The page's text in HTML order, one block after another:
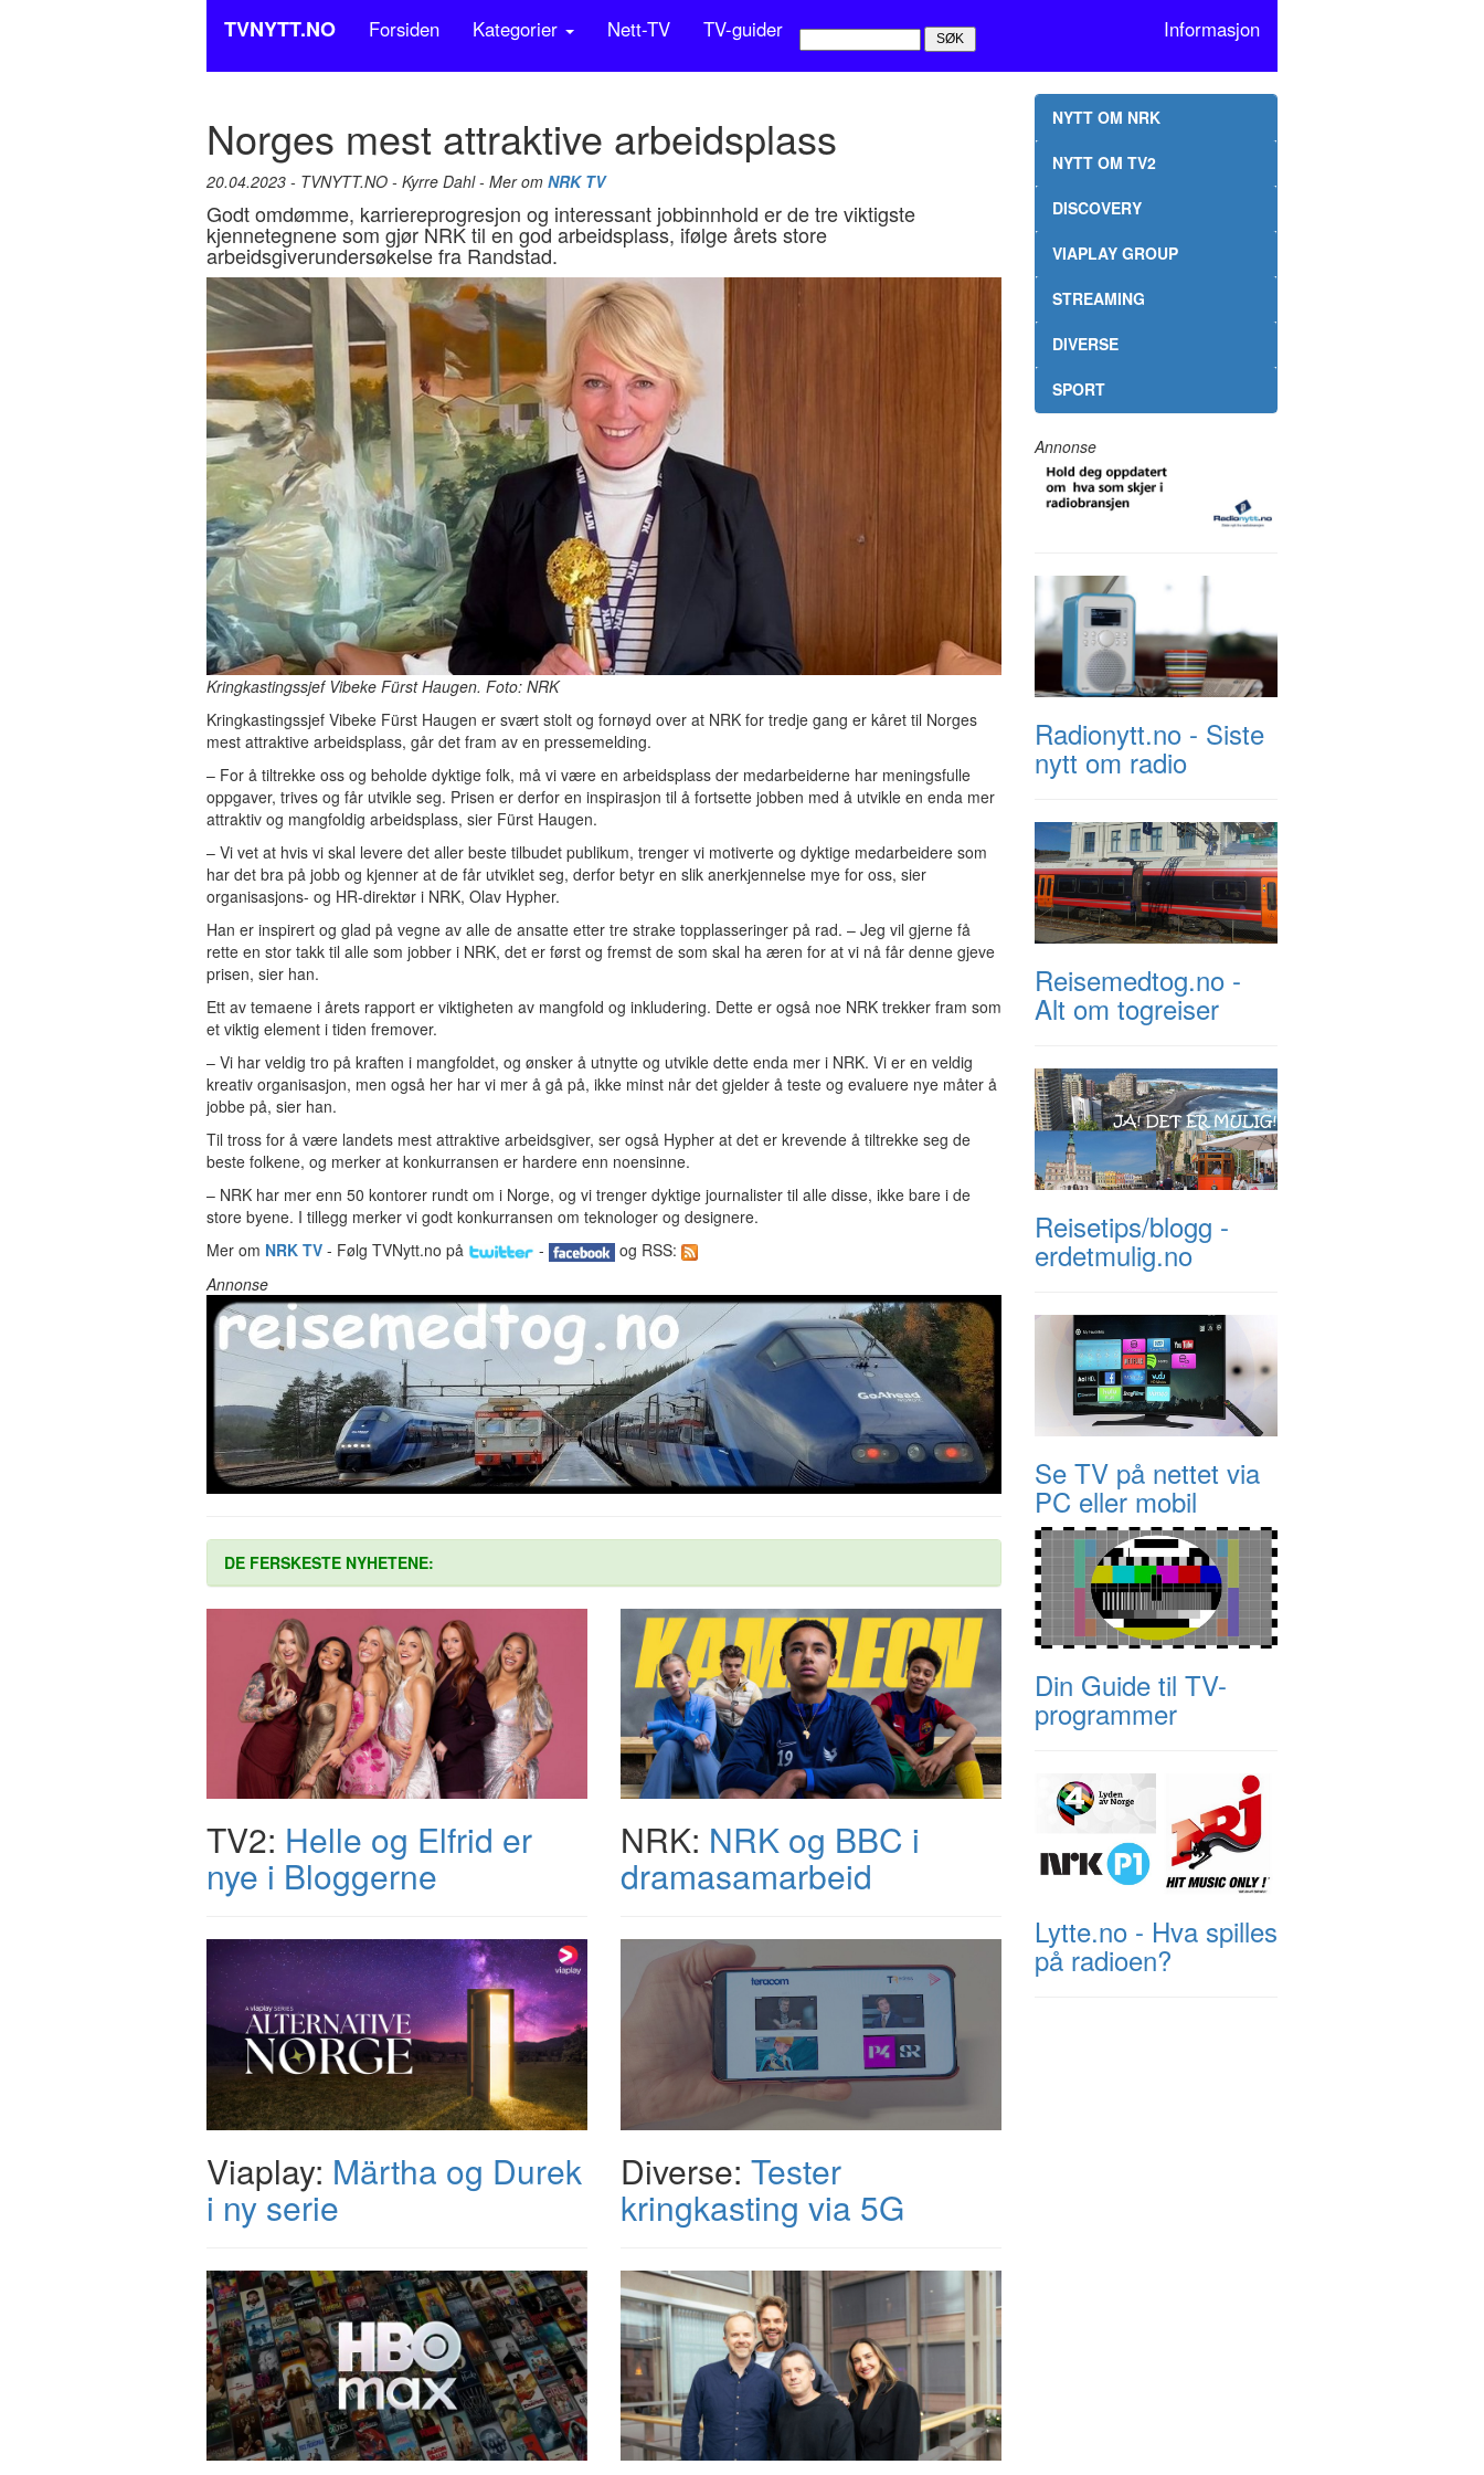
TVNYTT.NO Forsiden Kategorier Nett-TV TV-guider Informasjon
Norges mest attraktive arbeidsplass
20.04.2023 - TVNYTT.NO - Kyrre Dahl - Mer om NRK TV
Godt omdømme, karriereprogresjon og interessant jobbinnhold er de tre viktigste
kjennetegnene som gjør NRK til en god arbeidsplass, ifølge årets store
arbeidsgiverundersøkelse fra Randstad.
Kringkastingssjef Vibeke Fürst Haugen. Foto: NRK
Kringkastingssjef Vibeke Fürst Haugen er svært stolt og fornøyd over at NRK for tredje gang er kåret til Norges
mest attraktive arbeidsplass, går det fram av en pressemelding.
– For å tiltrekke oss og beholde dyktige folk, må vi være en arbeidsplass der medarbeiderne har meningsfulle
oppgaver, trives og får utvikle seg. Prisen er derfor en inspirasjon til å fortsette jobben med å utvikle en enda mer
attraktiv og mangfoldig arbeidsplass, sier Fürst Haugen.
– Vi vet at hvis vi skal levere det aller beste tilbudet publikum, trenger vi motiverte og dyktige medarbeidere som
har det bra på jobb og kjenner at de får utviklet seg, derfor betyr en slik anerkjennelse mye for oss, sier
organisasjons- og HR-direktør i NRK, Olav Hypher.
Han er inspirert og glad på vegne av alle de ansatte etter tre strake topplasseringer på rad. – Jeg vil gjerne få
rette en stor takk til alle som jobber i NRK, det er først og fremst de som skal ha æren for at vi nå får denne gjeve
prisen, sier han.
Ett av temaene i årets rapport er viktigheten av mangfold og inkludering. Dette er også noe NRK trekker fram som
et viktig element i tiden fremover.
– Vi har veldig tro på kraften i mangfoldet, og ønsker å utnytte og utvikle dette enda mer i NRK. Vi er en veldig
kreativ organisasjon, men også her har vi mer å gå på, ikke minst når det gjelder å teste og evaluere nye måter å
jobbe på, sier han.
Til tross for å være landets mest attraktive arbeidsgiver, ser også Hypher at det er krevende å tiltrekke seg de
beste folkene, og merker at konkurransen er hardere enn noensinne.
– NRK har mer enn 50 kontorer rundt om i Norge, og vi trenger dyktige journalister til alle disse, ikke bare i de
store byene. I tillegg merker vi godt konkurransen om teknologer og designere.
Mer om NRK TV - Følg TVNytt.no på -
og RSS:
Annonse
DE FERSKESTE NYHETENE:
TV2: Helle og Elfrid er
nye i Bloggerne
NRK: NRK og BBC i
dramasamarbeid
Viaplay: Märtha og Durek
i ny serie
Diverse: Tester
kringkasting via 5G
NYTT OM NRK
NYTT OM TV2
DISCOVERY
VIAPLAY GROUP
STREAMING
DIVERSE
SPORT
Annonse
Radionytt.no - Siste
nytt om radio
Reisemedtog.no -
Alt om togreiser
Reisetips/blogg -
erdetmulig.no
Se TV på nettet via
PC eller mobil
Din Guide til TV-
programmer
Lytte.no - Hva spilles
på radioen?